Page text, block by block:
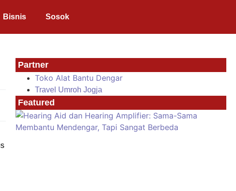
Bisnis Sosok
Partner
Toko Alat Bantu Dengar
Travel Umroh Jogja
Featured